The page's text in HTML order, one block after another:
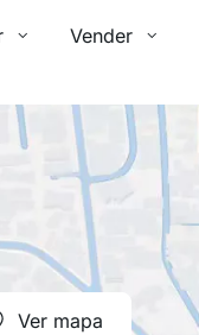
Vender
Ver mapa